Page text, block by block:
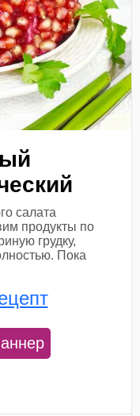
салата
продукты по
грудку,
Пока